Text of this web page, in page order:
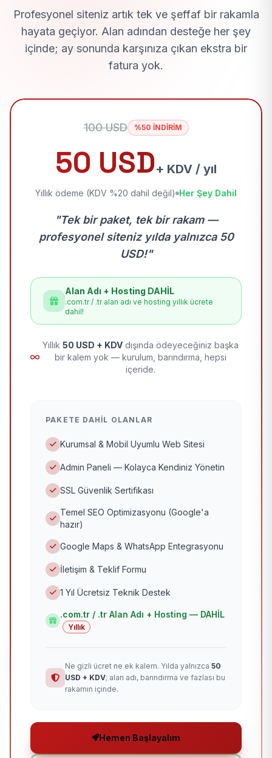
Profesyonel siteniz artık tek ve şeffaf bir rakamla
hayata geçiyor. Alan adından desteğe her şey
içinde; ay sonunda karşınıza çıkan ekstra bir
fatura yok.
100 USD %50 İNDİRİM
50 USD+ KDV / yıl
Yıllık ödeme (KDV %20 dahil değil) Her Şey Dahil
"Tek bir paket, tek bir rakam —
profesyonel siteniz yılda yalnızca 50
USD!"
Alan Adı + Hosting DAHİL
.com.tr / .tr alan adı ve hosting yıllık ücrete
dahil!
Yıllık 50 USD + KDV dışında ödeyeceğiniz başka
bir kalem yok — kurulum, barındırma, hepsi
içeride.
PAKETE DAHIL OLANLAR
Kurumsal & Mobil Uyumlu Web Sitesi
Admin Paneli — Kolayca Kendiniz Yönetin
SSL Güvenlik Sertifikası
Temel SEO Optimizasyonu (Google'a
hazır)
Google Maps & WhatsApp Entegrasyonu
İletişim & Teklif Formu
1 Yıl Ücretsiz Teknik Destek
.com.tr / .tr Alan Adı + Hosting — DAHİL
Yıllık
Ne gizli ücret ne ek kalem. Yılda yalnızca 50
USD + KDV; alan adı, barındırma ve fazlası bu
rakamın içinde.
Hemen Başlayalım